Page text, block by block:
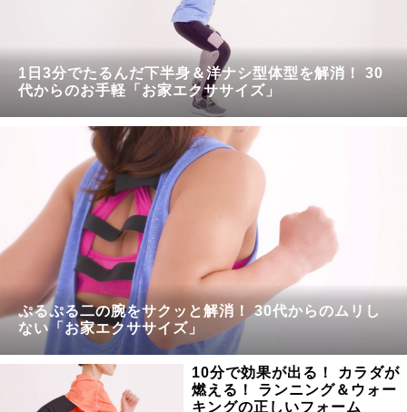
1日3分でたるんだ下半身＆洋ナシ型体型を解消！ 30
代からのお手軽「お家エクササイズ」
ぷるぷる二の腕をサクッと解消！ 30代からのムリし
ない「お家エクササイズ」
10分で効果が出る！ カラダが
燃える！ ランニング＆ウォー
キングの正しいフォーム